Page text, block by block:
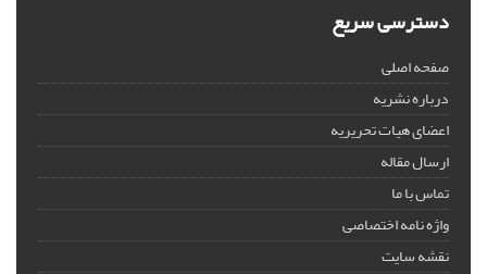
دسترسی سریع
صفحه اصلی
درباره نشریه
اعضای هیات تحریریه
ارسال مقاله
تماس با ما
واژه نامه اختصاصی
نقشه سایت